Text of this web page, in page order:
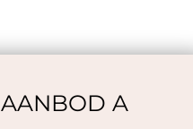
AANBOD A